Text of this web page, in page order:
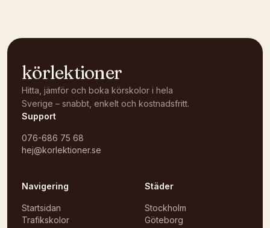
körlektioner
Hitta, jämför och boka körskolor i hela
Sverige – snabbt, enkelt och kostnadsfritt.
Support
076-686 75 68
hej@korlektioner.se
Navigering
Startsidan
Trafikskolor
Städer
Stockholm
Göteborg